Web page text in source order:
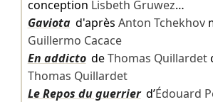
conception Lisbeth Gruwez…
Gaviotad'après Anton Tchekhov
Guillermo Cacace
En addictodeThomas Quillardet
Thomas Quillardet
Le Repos du guerrierd’Édouard